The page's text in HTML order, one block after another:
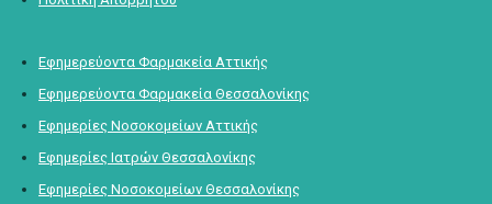
Εφημερεύοντα Φαρμακεία Αττικής
Εφημερεύοντα Φαρμακεία Θεσσαλονίκης
Εφημερίες Νοσοκομείων Αττικής
Εφημερίες Ιατρών Θεσσαλονίκης
Εφημερίες Νοσοκομείων Θεσσαλονίκης